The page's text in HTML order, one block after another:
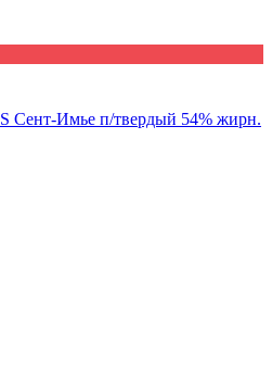
Сент-Имье п/твердый 54% жирн.